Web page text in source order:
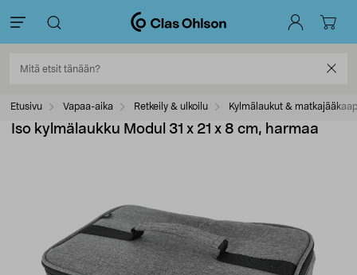
Etusivu Vapaa-aika Retkeily & ulkoilu Kylmälaukut &
Iso kylmälaukku Modul 31 x 21 x 8 cm, harmaa